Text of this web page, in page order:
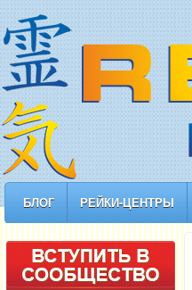
БЛОГ РЕЙКИ-ЦЕНТРЫ